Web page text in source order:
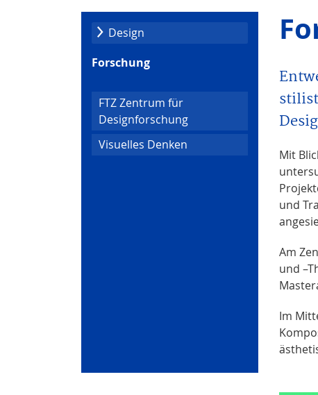
Design
Forschung
FTZ Zentrum für
Designforschung
Visuelles Denken
Mit
und
Am
und
Im